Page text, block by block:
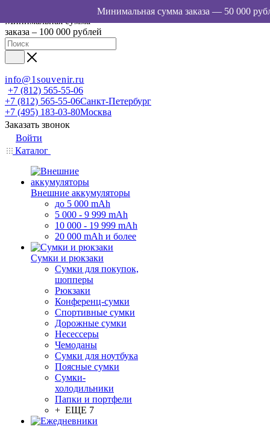
Минимальная сумма
заказа – 100 000 рублей
info@1souvenir.ru
+7 (812) 565-55-06
+7 (812) 565-55-06Санкт-Петербург
+7 (495) 183-03-80Москва
Заказать звонок
Войти
Каталог
Внешние аккумуляторы
до 5 000 mAh
5 000 - 9 999 mAh
10 000 - 19 999 mAh
20 000 mAh и более
Сумки и рюкзаки
Сумки для покупок,
шопперы
Рюкзаки
Конференц-сумки
Спортивные сумки
Дорожные сумки
Несессеры
Чемоданы
Сумки для ноутбука
Поясные сумки
Сумки-
холодильники
Папки и портфели
+ ЕЩЕ 7